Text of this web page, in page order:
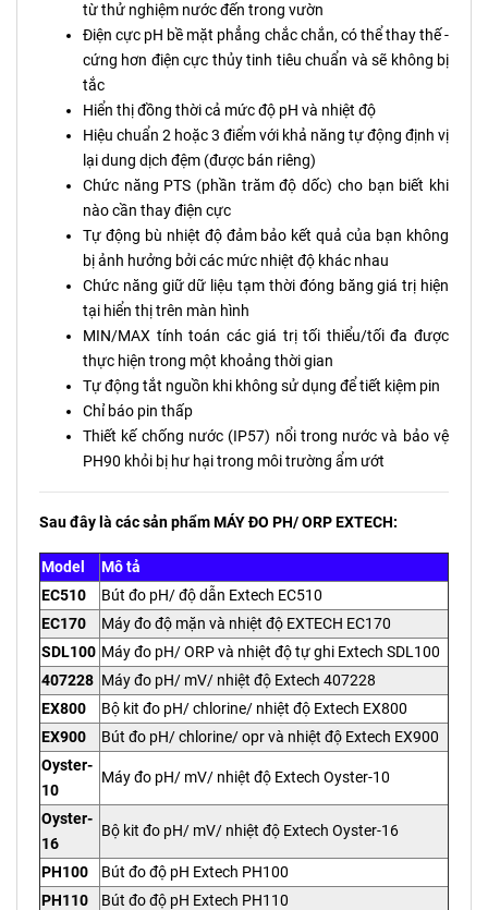
từ thử nghiệm nước đến trong vườn
Điện cực pH bề mặt phẳng chắc chắn, có thể thay thế -
cứng hơn điện cực thủy tinh tiêu chuẩn và sẽ không bị
tắc
Hiển thị đồng thời cả mức độ pH và nhiệt độ
Hiệu chuẩn 2 hoặc 3 điểm với khả năng tự động định vị
lại dung dịch đệm (được bán riêng)
Chức năng PTS (phần trăm độ dốc) cho bạn biết khi
nào cần thay điện cực
Tự động bù nhiệt độ đảm bảo kết quả của bạn không
bị ảnh hưởng bởi các mức nhiệt độ khác nhau
Chức năng giữ dữ liệu tạm thời đóng băng giá trị hiện
tại hiển thị trên màn hình
MIN/MAX tính toán các giá trị tối thiểu/tối đa được
thực hiện trong một khoảng thời gian
Tự động tắt nguồn khi không sử dụng để tiết kiệm pin
Chỉ báo pin thấp
Thiết kế chống nước (IP57) nổi trong nước và bảo vệ
PH90 khỏi bị hư hại trong môi trường ẩm ướt
Sau đây là các sản phẩm MÁY ĐO PH/ ORP EXTECH:
Model
Mô tả
EC510
Bút đo pH/ độ dẫn Extech EC510
EC170
Máy đo độ mặn và nhiệt độ EXTECH EC170
SDL100 Máy đo pH/ ORP và nhiệt độ tự ghi Extech SDL100
407228 Máy đo pH/ mV/ nhiệt độ Extech 407228
EX800
Bộ kit đo pH/ chlorine/ nhiệt độ Extech EX800
EX900
Bút đo pH/ chlorine/ opr và nhiệt độ Extech EX900
Oyster-
10
Máy đo pH/ mV/ nhiệt độ Extech Oyster-10
Oyster-
16
Bộ kit đo pH/ mV/ nhiệt độ Extech Oyster-16
PH100
Bút đo độ pH Extech PH100
PH110
Bút đo độ pH Extech PH110